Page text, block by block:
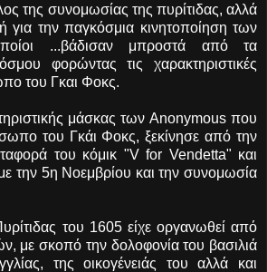
της συνομωσίας της πυρίτιδας, αλλά
για την παγκόσμια κινητοποίηση των
...βάδισαν μπροστά από τα
φορώντας τις χαρακτηριστικές
του Γκαι Φοκς.
μάσκας των Anonymοus που
του Γκάι Φοκς, ξεκίνησε από την
του κόμικ "V for Vendetta" και
την 5η Νοεμβρίου και την συνομωσία
του 1605 είχε οργανωθεί από
με σκοπό την δολοφονία του βασιλιά
της οικογένειάς του αλλά και